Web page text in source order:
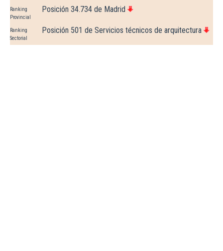
Ranking
Provincial
Posición 34.734 de Madrid
Ranking
Sectorial
Posición 501 de Servicios técnicos de arquitectura